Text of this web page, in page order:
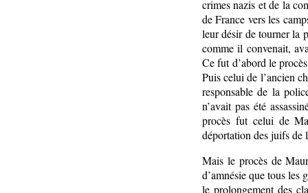
crimes nazis et de la
de France vers les
leur désir de tourner la
comme il convenait,
Ce fut d’abord le
Puis celui de l’ancien
responsable de la
n’avait pas été
procès fut celui de
déportation des juifs de
Mais le procès de
d’amnésie que tous les
le prolongement des